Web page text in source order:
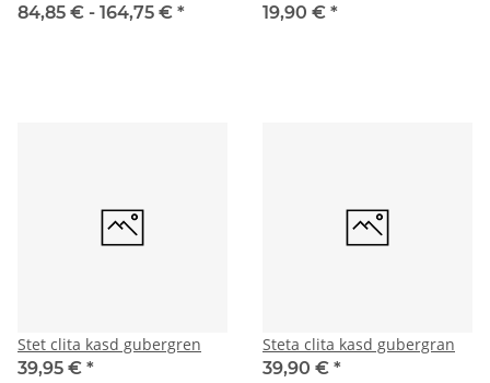
84,85 € - 164,75 € *
19,90 € *
Stet clita kasd gubergren
39,95 € *
Steta clita kasd gubergran
39,90 € *